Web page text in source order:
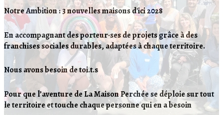
Notre Ambition : 3 nouvelles maisons d'ici 2028
En accompagnant des porteur·ses de projets grâce à des
franchises sociales durables, adaptées à chaque territoire.
Nous avons besoin de toi.t.s
Pour que l’aventure de La Maison Perchée se déploie sur tout
le territoire et touche chaque personne qui en a besoin